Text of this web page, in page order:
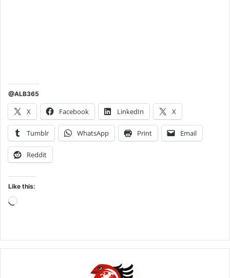
@ALB365
X Facebook LinkedIn X
Tumblr WhatsApp Print Email
Reddit
Like this:
Loading…